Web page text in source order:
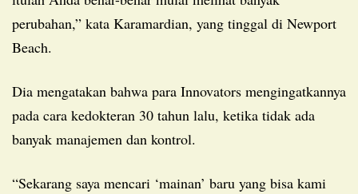
perubahan,” kata Karamardian, yang tinggal di Newport
Beach.
Dia mengatakan bahwa para Innovators mengingatkannya
pada cara kedokteran 30 tahun lalu, ketika tidak ada
banyak manajemen dan kontrol.
“Sekarang saya mencari ‘mainan’ baru yang bisa kami